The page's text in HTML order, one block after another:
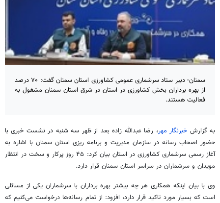
سمنان- دبیر ستاد سرشماری عمومی کشاورزی استان سمنان گفت: ۷۰ درصد
از بهره برداران بخش کشاورزی در استان در شرق استان سمنان مشغول به
فعالیت هستند.
به گزارش خبرنگار مهر، رضا عبدالله زاده بعد از ظهر سه شنبه در نشست خبری با
حضور اصحاب رسانه در سازمان مدیریت و برنامه ریزی استان سمنان با اشاره به
آغاز رسمی سرشماری کشاورزی در استان بیان کرد: ۴۵ روز پرکار و سخت در انتظار
مویدان و سرشماران در سراسر استان سمنان قرار دارد.
وی با بیان اینکه همکاری هر چه بیشتر بهره برداران با سرشماران یکی از مسائلی
است که بسیار مورد تاکید قرار دارد، افزود: از تمام رسانه‌ها درخواست می‌کنیم که